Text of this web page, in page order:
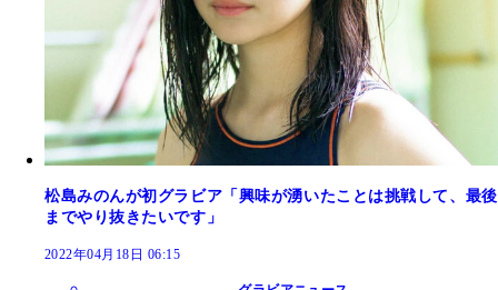
松島みのんが初グラビア「興味が湧いたことは挑戦して、最後
までやり抜きたいです」
2022年04月18日 06:15